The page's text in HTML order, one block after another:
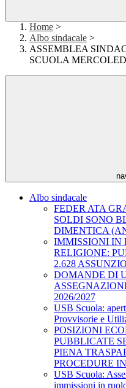
Home >
Albo sindacale >
ASSEMBLEA
SCUOLA
Albo sindacale
FEDER ATA
SOLDI SONO
DIMENTICA
IMMISSIONI IN
RELIGIONE:
2.628
DOMANDE DI
2026/2027
USB Scuola:
Provvisorie e
POSIZIONI
PUBBLICATE
PIENA
PROCEDURE
USB Scuola:
immissioni in